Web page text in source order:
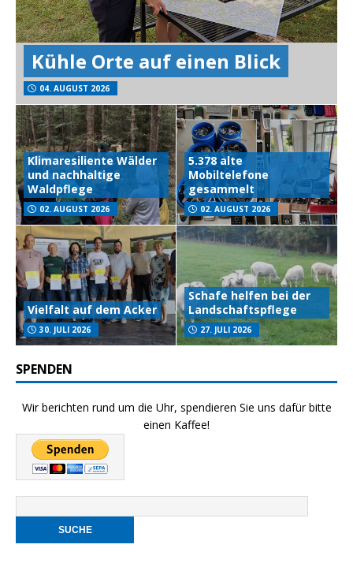
Kühle Orte auf einen Blick
04. AUGUST 2026
Klimaresiliente Wälder
und nachhaltige
Waldpflege
02. AUGUST 2026
5.378 alte
Mobiltelefone
gesammelt
02. AUGUST 2026
Vielfalt auf dem Acker
30. JULI 2026
Schafe helfen bei der
Landschaftspflege
27. JULI 2026
SPENDEN
Wir berichten rund um die Uhr, spendieren Sie uns dafür bitte
einen Kaffee!